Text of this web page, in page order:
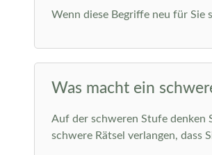
Wenn diese Begriffe neu für Sie
Was macht ein
Auf der schweren Stufe denken
schwere Rätsel verlangen, dass